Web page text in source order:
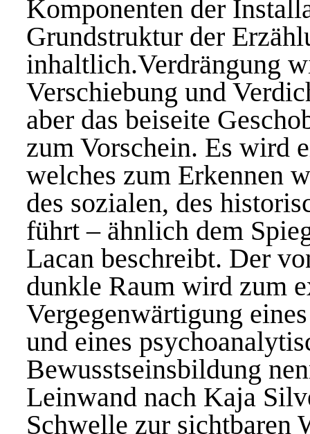
Komponenten der
Grundstruktur der
inhaltlich.Verdrängung
Verschiebung und
aber das beiseite
zum Vorschein. Es wird
welches zum Erkennen
des sozialen, des
führt – ähnlich dem
Lacan beschreibt. Der
dunkle Raum wird zum
Vergegenwärtigung
und eines
Bewusstseinsbildung
Leinwand nach Kaja
Schwelle zur sichtbaren